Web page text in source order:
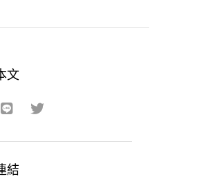
文
結